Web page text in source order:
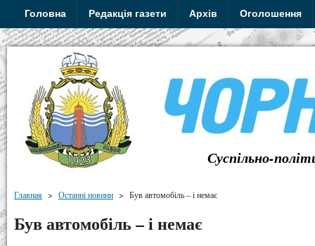
Головна Редакція газети Архів Оголошення
Суспільно-
Главная > Останні новини > Був автомобіль – і немає
Був автомобіль – і немає